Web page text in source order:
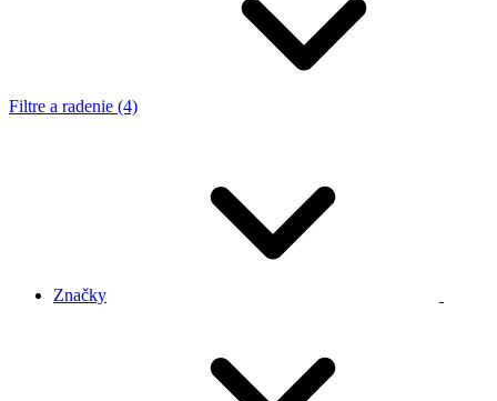
Filtre a radenie (4)
Značky